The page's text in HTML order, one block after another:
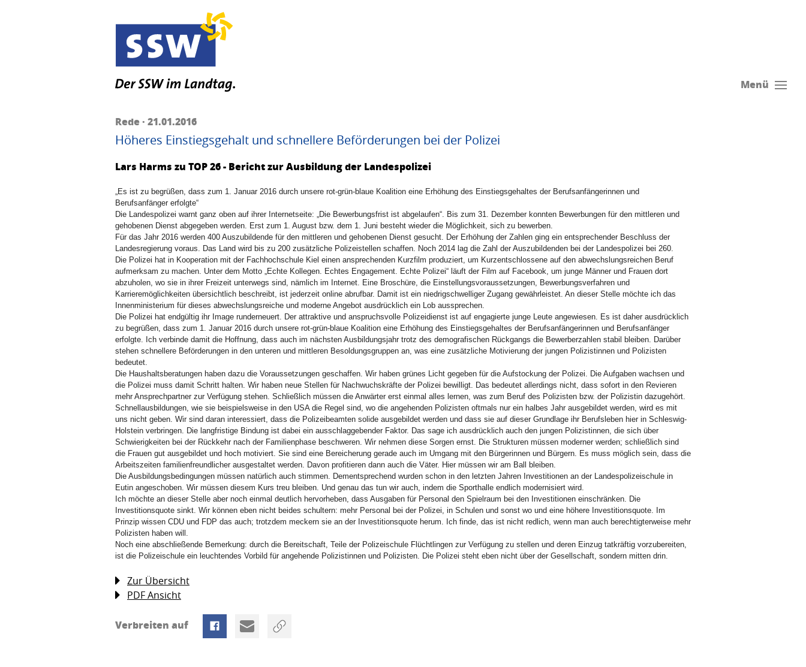
Menü
Rede · 21.01.2016
Höheres Einstiegsgehalt und schnellere Beförderungen bei der Polizei
Lars Harms zu TOP 26 - Bericht zur Ausbildung der Landespolizei
„Es ist zu begrüßen, dass zum 1. Januar 2016 durch unsere rot-grün-blaue Koalition eine Erhöhung des Einstiegsgehaltes der Berufsanfängerinnen und
Berufsanfänger erfolgte“
Die Landespolizei warnt ganz oben auf ihrer Internetseite: „Die Bewerbungsfrist ist abgelaufen“. Bis zum 31. Dezember konnten Bewerbungen für den mittleren und
gehobenen Dienst abgegeben werden. Erst zum 1. August bzw. dem 1. Juni besteht wieder die Möglichkeit, sich zu bewerben.
Für das Jahr 2016 werden 400 Auszubildende für den mittleren und gehobenen Dienst gesucht. Der Erhöhung der Zahlen ging ein entsprechender Beschluss der
Landesregierung voraus. Das Land wird bis zu 200 zusätzliche Polizeistellen schaffen. Noch 2014 lag die Zahl der Auszubildenden bei der Landespolizei bei 260.
Die Polizei hat in Kooperation mit der Fachhochschule Kiel einen ansprechenden Kurzfilm produziert, um Kurzentschlossene auf den abwechslungsreichen Beruf
aufmerksam zu machen. Unter dem Motto „Echte Kollegen. Echtes Engagement. Echte Polizei“ läuft der Film auf Facebook, um junge Männer und Frauen dort
abzuholen, wo sie in ihrer Freizeit unterwegs sind, nämlich im Internet. Eine Broschüre, die Einstellungsvoraussetzungen, Bewerbungsverfahren und
Karrieremöglichkeiten übersichtlich beschreibt, ist jederzeit online abrufbar. Damit ist ein niedrigschwelliger Zugang gewährleistet. An dieser Stelle möchte ich das
Innenministerium für dieses abwechslungsreiche und moderne Angebot ausdrücklich ein Lob aussprechen.
Die Polizei hat endgültig ihr Image runderneuert. Der attraktive und anspruchsvolle Polizeidienst ist auf engagierte junge Leute angewiesen. Es ist daher ausdrücklich
zu begrüßen, dass zum 1. Januar 2016 durch unsere rot-grün-blaue Koalition eine Erhöhung des Einstiegsgehaltes der Berufsanfängerinnen und Berufsanfänger
erfolgte. Ich verbinde damit die Hoffnung, dass auch im nächsten Ausbildungsjahr trotz des demografischen Rückgangs die Bewerberzahlen stabil bleiben. Darüber
stehen schnellere Beförderungen in den unteren und mittleren Besoldungsgruppen an, was eine zusätzliche Motivierung der jungen Polizistinnen und Polizisten
bedeutet.
Die Haushaltsberatungen haben dazu die Voraussetzungen geschaffen. Wir haben grünes Licht gegeben für die Aufstockung der Polizei. Die Aufgaben wachsen und
die Polizei muss damit Schritt halten. Wir haben neue Stellen für Nachwuchskräfte der Polizei bewilligt. Das bedeutet allerdings nicht, dass sofort in den Revieren
mehr Ansprechpartner zur Verfügung stehen. Schließlich müssen die Anwärter erst einmal alles lernen, was zum Beruf des Polizisten bzw. der Polizistin dazugehört.
Schnellausbildungen, wie sie beispielsweise in den USA die Regel sind, wo die angehenden Polizisten oftmals nur ein halbes Jahr ausgebildet werden, wird es mit
uns nicht geben. Wir sind daran interessiert, dass die Polizeibeamten solide ausgebildet werden und dass sie auf dieser Grundlage ihr Berufsleben hier in Schleswig-
Holstein verbringen. Die langfristige Bindung ist dabei ein ausschlaggebender Faktor. Das sage ich ausdrücklich auch den jungen Polizistinnen, die sich über
Schwierigkeiten bei der Rückkehr nach der Familienphase beschweren. Wir nehmen diese Sorgen ernst. Die Strukturen müssen moderner werden; schließlich sind
die Frauen gut ausgebildet und hoch motiviert. Sie sind eine Bereicherung gerade auch im Umgang mit den Bürgerinnen und Bürgern. Es muss möglich sein, dass die
Arbeitszeiten familienfreundlicher ausgestaltet werden. Davon profitieren dann auch die Väter. Hier müssen wir am Ball bleiben.
Die Ausbildungsbedingungen müssen natürlich auch stimmen. Dementsprechend wurden schon in den letzten Jahren Investitionen an der Landespolizeischule in
Eutin angeschoben. Wir müssen diesem Kurs treu bleiben. Und genau das tun wir auch, indem die Sporthalle endlich modernisiert wird.
Ich möchte an dieser Stelle aber noch einmal deutlich hervorheben, dass Ausgaben für Personal den Spielraum bei den Investitionen einschränken. Die
Investitionsquote sinkt. Wir können eben nicht beides schultern: mehr Personal bei der Polizei, in Schulen und sonst wo und eine höhere Investitionsquote. Im
Prinzip wissen CDU und FDP das auch; trotzdem meckern sie an der Investitionsquote herum. Ich finde, das ist nicht redlich, wenn man auch berechtigterweise mehr
Polizisten haben will.
Noch eine abschließende Bemerkung: durch die Bereitschaft, Teile der Polizeischule Flüchtlingen zur Verfügung zu stellen und deren Einzug tatkräftig vorzubereiten,
ist die Polizeischule ein leuchtendes Vorbild für angehende Polizistinnen und Polizisten. Die Polizei steht eben nicht über der Gesellschaft, sondern mitten drin.
Zur Übersicht
PDF Ansicht
Verbreiten auf